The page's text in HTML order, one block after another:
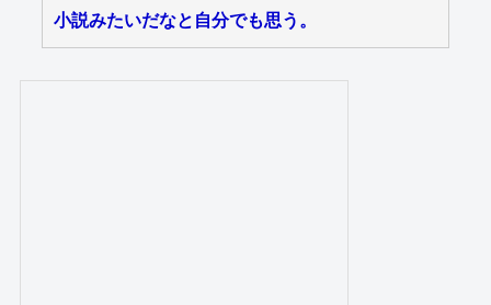
小説みたいだなと自分でも思う。